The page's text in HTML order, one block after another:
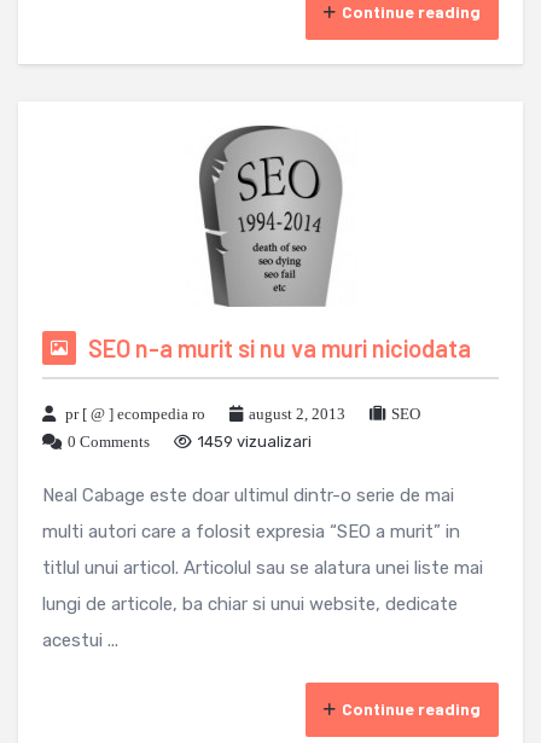
Continue reading
SEO n-a murit si nu va muri niciodata
pr [ @ ] ecompedia ro august 2, 2013
SEO
0 Comments
1459 vizualizari
Neal Cabage este doar ultimul dintr-o serie de mai
multi autori care a folosit expresia “SEO a murit” in
titlul unui articol. Articolul sau se alatura unei liste mai
lungi de articole, ba chiar si unui website, dedicate
acestui ...
Continue reading